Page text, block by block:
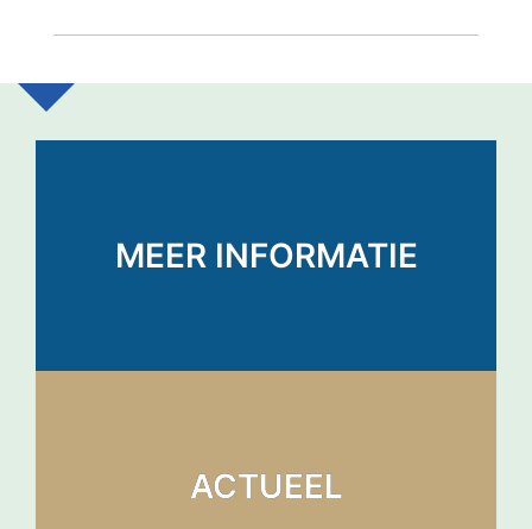
MEER INFORMATIE
ACTUEEL